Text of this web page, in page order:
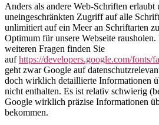
Anders als andere Web-Schriften erlaubt
uneingeschränkten Zugriff auf alle
unlimitiert auf ein Meer an Schriftarten
Optimum für unsere Webseite
weiteren Fragen finden Sie
aufhttps://developers.google.com/fonts/
geht zwar Google auf
doch wirklich detaillierte Informationen
nicht enthalten. Es ist relativ schwierig
Google wirklich präzise Informationen
bekommen.